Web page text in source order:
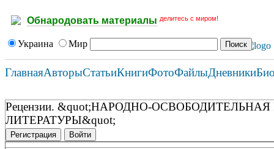
Обнародовать материалы делитесь с миром!
Украина Мир
ГлавнаяАвторыСтатьиКнигиФотоФайлыДневники
Рецензии. &quot;НАРОДНО-
ЛИТЕРАТУРЫ&quot;
Регистрация Войти